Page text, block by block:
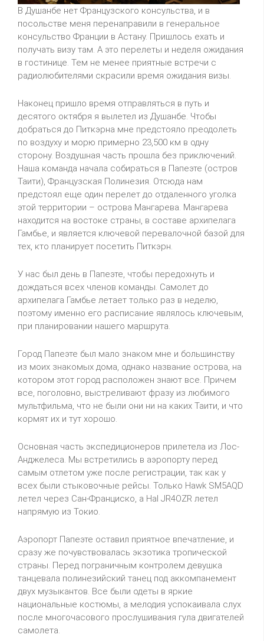
В Душанбе нет Французского консульства, и в
посольстве меня перенаправили в генеральное
консульство Франции в Астану. Пришлось ехать и
получать визу там. А это перелеты и неделя ожидания
в гостинице. Тем не менее приятные встречи с
радиолюбителями скрасили время ожидания визы.
Наконец пришло время отправляться в путь и
десятого октября я вылетел из Душанбе. Чтобы
добраться до Питкэрна мне предстояло преодолеть
по воздуху и морю примерно 23,500 км в одну
сторону. Воздушная часть прошла без приключений.
Наша команда начала собираться в Папеэте (остров
Таити), Французская Полинезия. Отсюда нам
предстоял еще один перелет до отдаленного уголка
этой территории – острова Мангарева. Мангарева
находится на востоке страны, в составе архипелага
Гамбье, и является ключевой перевалочной базой для
тех, кто планирует посетить Питкэрн.
У нас был день в Папеэте, чтобы передохнуть и
дождаться всех членов команды. Самолет до
архипелага Гамбье летает только раз в неделю,
поэтому именно его расписание являлось ключевым,
при планировании нашего маршрута.
Город Папеэте был мало знаком мне и большинству
из моих знакомых дома, однако название острова, на
котором этот город расположен знают все. Причем
все, поголовно, выстреливают фразу из любимого
мультфильма, что не были они ни на каких Таити, и что
кормят их и тут хорошо.
Основная часть экспедиционеров прилетела из Лос-
Анджелеса. Мы встретились в аэропорту перед
самым отлетом уже после регистрации, так как у
всех были стыковочные рейсы. Только Hawk SM5AQD
летел через Сан-Франциско, а Hal JR4OZR летел
напрямую из Токио.
Аэропорт Папеэте оставил приятное впечатление, и
сразу же почувствовалась экзотика тропической
страны. Перед пограничным контролем девушка
танцевала полинезийский танец под аккомпанемент
двух музыкантов. Все были одеты в яркие
национальные костюмы, а мелодия успокаивала слух
после многочасового прослушивания гула двигателей
самолета.